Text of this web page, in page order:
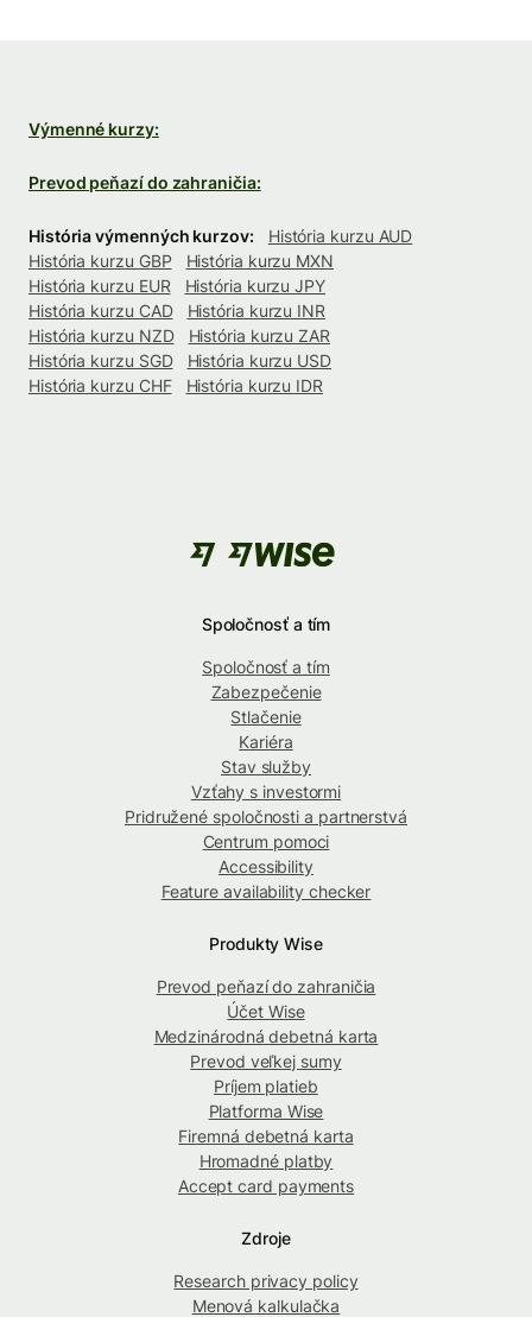
Výmenné kurzy:
Prevod peňazí do zahraničia:
História výmenných kurzov:
História kurzu AUD
História kurzu GBP
História kurzu MXN
História kurzu EUR
História kurzu JPY
História kurzu CAD
História kurzu INR
História kurzu NZD
História kurzu ZAR
História kurzu SGD
História kurzu USD
História kurzu CHF
História kurzu IDR
Spoločnosť a tím
Spoločnosť a tím
Zabezpečenie
Stlačenie
Kariéra
Stav služby
Vzťahy s investormi
Pridružené spoločnosti a partnerstvá
Centrum pomoci
Accessibility
Feature availability checker
Produkty Wise
Prevod peňazí do zahraničia
Účet Wise
Medzinárodná debetná karta
Prevod veľkej sumy
Príjem platieb
Platforma Wise
Firemná debetná karta
Hromadné platby
Accept card payments
Zdroje
Research privacy policy
Menová kalkulačka